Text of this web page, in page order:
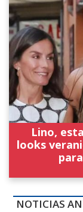
Lino,
looks
NOTICIAS